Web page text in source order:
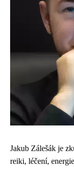
Jakub Zálešák je
reiki, léčení,